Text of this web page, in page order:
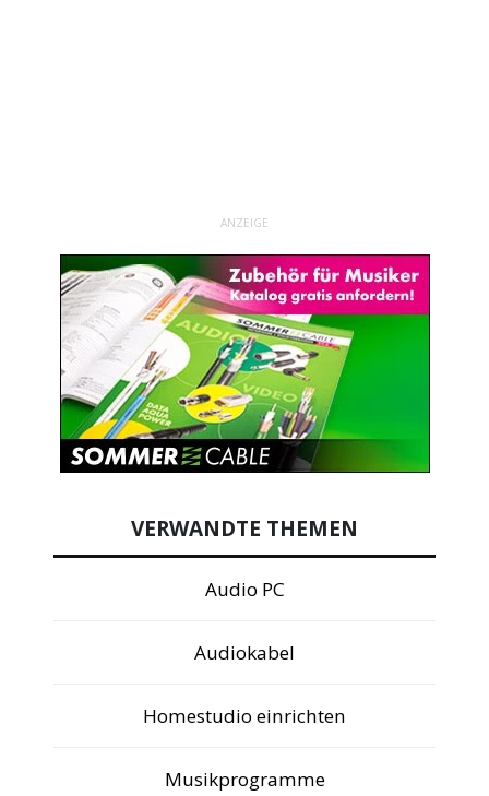
ANZEIGE
VERWANDTE THEMEN
Audio PC
Audiokabel
Homestudio einrichten
Musikprogramme